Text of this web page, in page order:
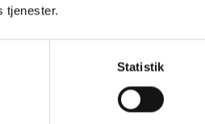
tjenester.
Statistik
Hurtig
Hurtigt